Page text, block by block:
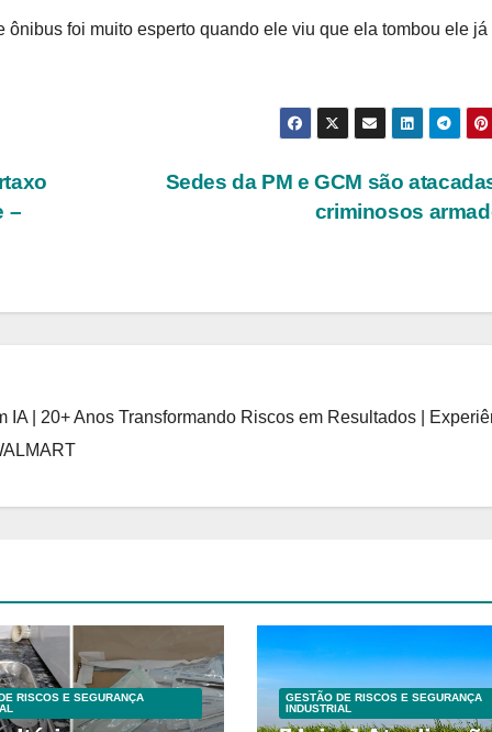
foi muito esperto quando ele viu que ela tombou ele já
Sedes da PM e GCM são
criminosos
–
| 20+ Anos Transformando Riscos em Resultados |
RISCOS E SEGURANÇA
GESTÃO DE RISCOS E SEGURANÇA
INDUSTRIAL